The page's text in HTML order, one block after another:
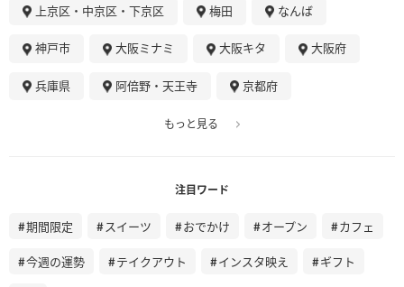
上京区・中京区・下京区 梅田 なんば
神戸市 大阪ミナミ 大阪キタ 大阪府
兵庫県 阿倍野・天王寺 京都府
もっと見る
注目ワード
期間限定 スイーツ おでかけ オープン カフェ
今週の運勢 テイクアウト インスタ映え ギフト